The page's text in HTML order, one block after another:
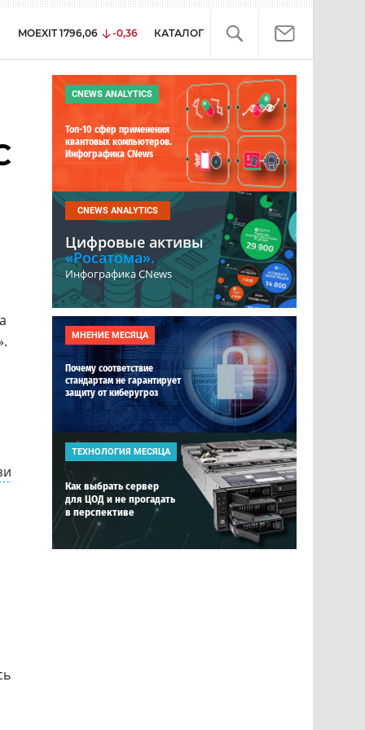
MOEXIT 1796,06 -0,36 КАТАЛОГ
CNEWS ANALYTICS
Топ-10 сфер применения
квантовых компьютеров.
Инфографика CNews
CNEWS ANALYTICS
Цифровые активы
«Росатома».
Инфографика CNews
МНЕНИЕ МЕСЯЦА
Почему соответствие
стандартам не гарантирует
защиту от киберугроз
ТЕХНОЛОГИЯ МЕСЯЦА
Как выбрать сервер
для ЦОД и не прогадать
в перспективе